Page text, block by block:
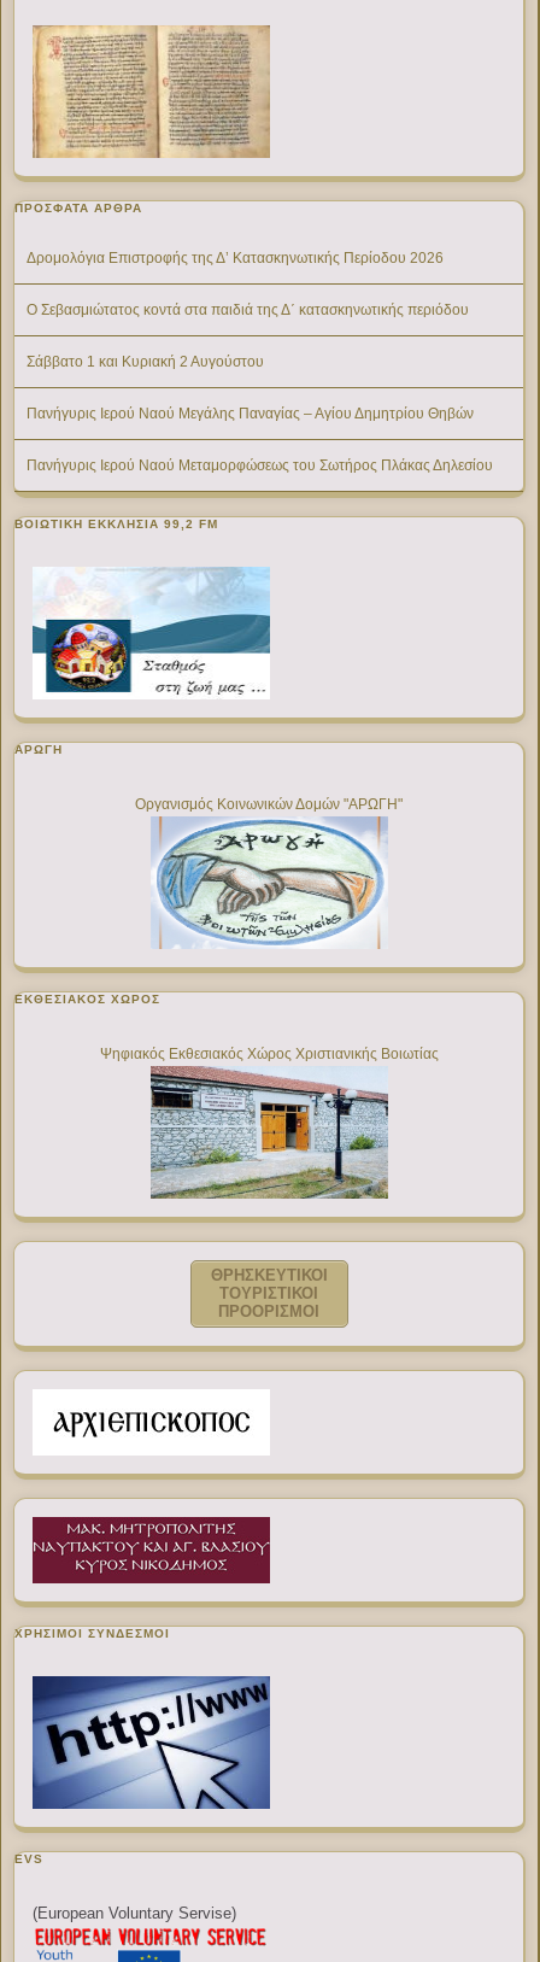
ΠΡΌΣΦΑΤΑ ΆΡΘΡΑ
Δρομολόγια Επιστροφής της Δ’ Κατασκηνωτικής Περίοδου 2026
Ο Σεβασμιώτατος κοντά στα παιδιά της Δ΄ κατασκηνωτικής περιόδου
Σάββατο 1 και Κυριακή 2 Αυγούστου
Πανήγυρις Ιερού Ναού Μεγάλης Παναγίας – Αγίου Δημητρίου Θηβών
Πανήγυρις Ιερού Ναού Μεταμορφώσεως του Σωτήρος Πλάκας Δηλεσίου
ΒΟΙΩΤΙΚΉ ΕΚΚΛΗΣΊΑ 99,2 FM
ΑΡΩΓΗ
Οργανισμός Κοινωνικών Δομών "ΑΡΩΓΗ"
ΕΚΘΕΣΙΑΚΌΣ ΧΏΡΟΣ
Ψηφιακός Εκθεσιακός Χώρος Χριστιανικής Βοιωτίας
ΘΡΗΣΚΕΥΤΙΚΟΙ
ΤΟΥΡΙΣΤΙΚΟΙ
ΠΡΟΟΡΙΣΜΟΙ
ΧΡΉΣΙΜΟΙ ΣΎΝΔΕΣΜΟΙ
EVS
(European Voluntary Servise)